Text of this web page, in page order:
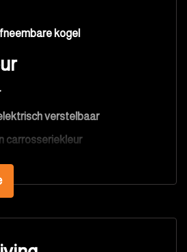
kogel
verstelbaar
carrosseriekleur